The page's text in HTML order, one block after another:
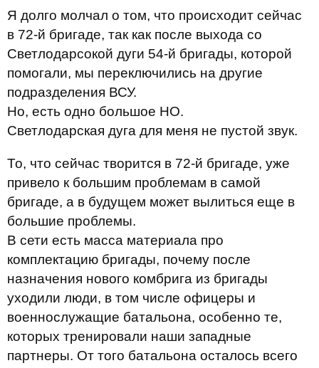
Я долго молчал о том, что происходит сейчас
в 72-й бригаде, так как после выхода со
Светлодарсокой дуги 54-й бригады, которой
помогали, мы переключились на другие
подразделения ВСУ.
Но, есть одно большое НО.
Светлодарская дуга для меня не пустой звук.
То, что сейчас творится в 72-й бригаде, уже
привело к большим проблемам в самой
бригаде, а в будущем может вылиться еще в
большие проблемы.
В сети есть масса материала про
комплектацию бригады, почему после
назначения нового комбрига из бригады
уходили люди, в том числе офицеры и
военнослужащие батальона, особенно те,
которых тренировали наши западные
партнеры. От того батальона осталось всего